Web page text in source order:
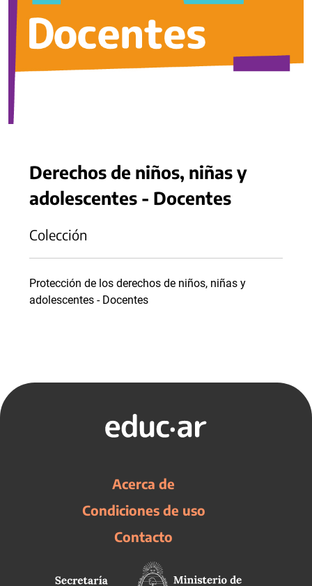
Derechos de niños, niñas y
adolescentes - Docentes
Colección
Protección de los derechos de niños, niñas y
adolescentes - Docentes
Acerca de
Condiciones de uso
Contacto